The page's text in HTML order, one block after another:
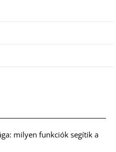
milyen funkciók segítik a